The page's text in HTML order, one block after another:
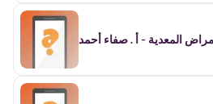
المعدية - أ . صفاء أحمد